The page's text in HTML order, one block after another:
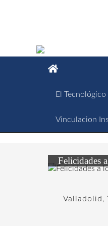
El Tecnológico
Vinculacion
Felicidades